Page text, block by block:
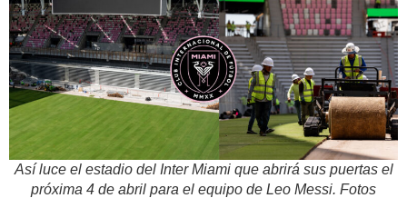
Así luce el estadio del Inter Miami que abrirá sus puertas el
próxima 4 de abril para el equipo de Leo Messi. Fotos